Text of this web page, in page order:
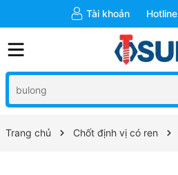
Tài khoản Hotline
Trang chủ Chốt định vị có ren